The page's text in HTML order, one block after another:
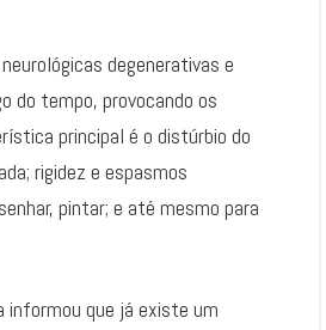
degenerativas e
do tempo, provocando os
principal é o distúrbio do
rigidez e espasmos
pintar; e até mesmo para
informou que já existe um